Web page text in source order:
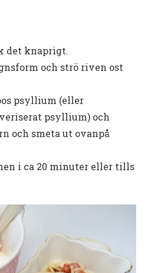
det knaprigt.
och strö riven ost
psyllium (eller
psyllium) och
och smeta ut ovanpå
i ca 20 minuter eller tills